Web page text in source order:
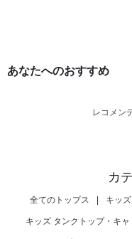
あなたへのおすすめ
レコメン
カ
全てのトップス キッ
キッズ タンクトップ・キ